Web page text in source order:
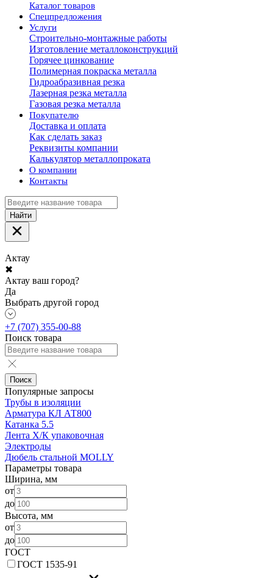
Каталог товаров
Спецпредложения
Услуги
Строительно-монтажные работы
Изготовление металлоконструкций
Горячее цинкование
Полимерная покраска металла
Гидроабразивная резка
Лазерная резка металла
Газовая резка металла
Покупателю
Доставка и оплата
Как сделать заказ
Реквизиты компании
Калькулятор металлопроката
О компании
Контакты
Найти
Актау
✖
Актау ваш город?
Да
Выбрать другой город
+7 (707) 355-00-88
Поиск товара
Поиск
Популярные запросы
Трубы в изоляции
Арматура КЛ АТ800
Катанка 5.5
Лента Х/К упаковочная
Электроды
Дюбель стальной MOLLY
Параметры товара
Ширина, мм
от
до
Высота, мм
от
до
ГОСТ
ГОСТ 1535-91